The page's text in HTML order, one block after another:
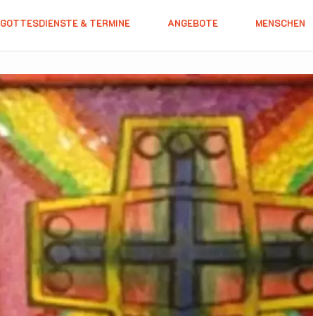
GOTTESDIENSTE & TERMINE ANGEBOTE MENSCHEN